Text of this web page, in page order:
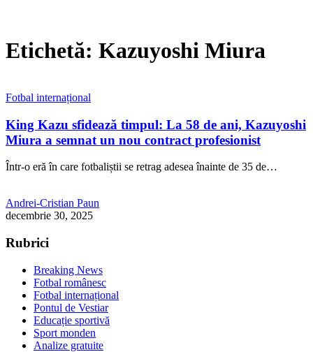
Etichetă: Kazuyoshi Miura
Fotbal internațional
King Kazu sfidează timpul: La 58 de ani, Kazuyoshi
Miura a semnat un nou contract profesionist
Într-o eră în care fotbaliștii se retrag adesea înainte de 35 de…
Andrei-Cristian Paun
decembrie 30, 2025
Rubrici
Breaking News
Fotbal românesc
Fotbal internațional
Pontul de Vestiar
Educație sportivă
Sport monden
Analize gratuite